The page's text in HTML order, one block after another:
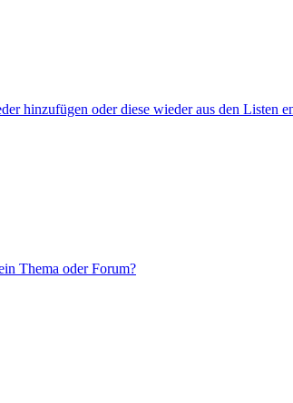
hinzufügen oder diese wieder aus den Listen
Thema oder Forum?